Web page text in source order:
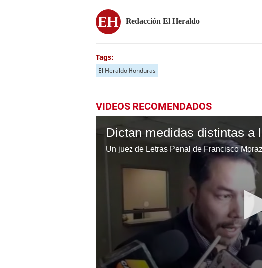
Redacción El Heraldo
Tags:
El Heraldo Honduras
VIDEOS RECOMENDADOS